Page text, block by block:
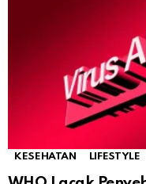
KESEHATAN LIFESTYLE